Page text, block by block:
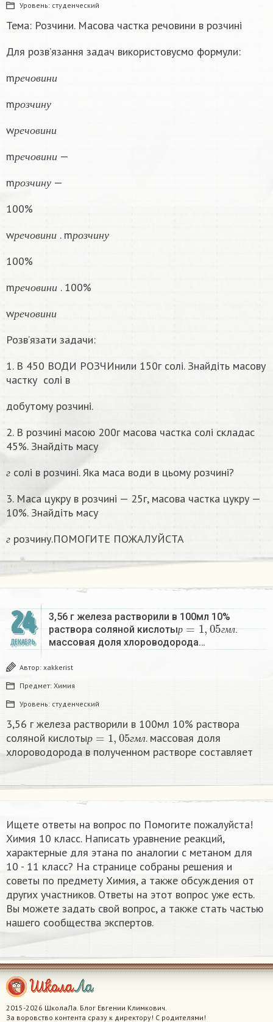
Уровень: студенческий
Тема: Розчини. Масова частка речовини в розчині
Для розв’язання задач використовусмо формули:
m р е ч о в и н и
m р о з ч и н у
wр е ч о в и н и
m р е ч о в и н и
—
m р о з ч и н у
—
100%
wр е ч о в и н и . m р о з ч и н у
100%
m р е ч о в и н и
. 100%
wр е ч о в и н и
Розв’язати задачи:
1. В 450 ВОДИ РОЗЧИнили 150г солі. Знайдіть масову
частку солі в
добутому розчині.
2. В розчині масою 200г масова частка солі складас
45%. Знайдіть масу
г
солі в розчині. Яка маса води в цьому розчинi?
3. Маса цукру в розчині — 25г, масова частка цукру —
10%. Знайдіть масу
г розчину.ПОМОГИТЕ ПОЖАЛУЙСТА
24
ДЕКАБРЬ
3,56 г железа растворили в 100мл 10%
раствора соляной кислоты р гмл
р=1,05гмл
.
массовая доля хлороводорода…
Автор: xakkerist
Предмет: Химия
Уровень: студенческий
3,56 г железа растворили в 100мл 10% раствора
соляной кислоты р гмл
р=1,05гмл
. массовая доля
хлороводорода в полученном растворе составляет
Ищете ответы на вопрос по Помогите пожалуйста!
Химия 10 класс. Написать уравнение реакций,
характерные для этана по аналогии с метаном для
10 - 11 класс? На странице собраны решения и
советы по предмету Химия, а также обсуждения от
других участников. Ответы на этот вопрос уже есть.
Вы можете задать свой вопрос, а также стать частью
нашего сообщества экспертов.
2015-2026 ШколаЛа. Блог Евгении Климкович.
За воровство контента сразу к директору! С родителями!